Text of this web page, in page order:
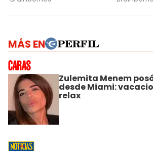
MÁS EN
Zulemita Menem
desde Miami:
relax